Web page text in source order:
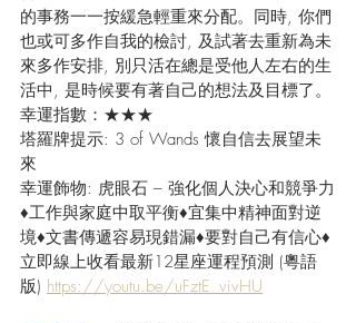
的事務一一按緩急輕重來分配。同時, 你們
也或可多作自我的檢討, 及試著去重新為未
來多作安排, 別只活在總是受他人左右的生
活中, 是時候要有著自己的想法及目標了。
幸運指數：★★★
塔羅牌提示: 3 of Wands 懷自信去展望未
來
幸運飾物: 虎眼石 – 強化個人決心和競爭力
♦工作與家庭中取平衡♦宜集中精神面對逆
境♦文書傳遞容易現錯漏♦要對自己有信心♦
立即線上收看最新12星座運程預測 (粵語
版) https://youtu.be/uFztE_vivHU